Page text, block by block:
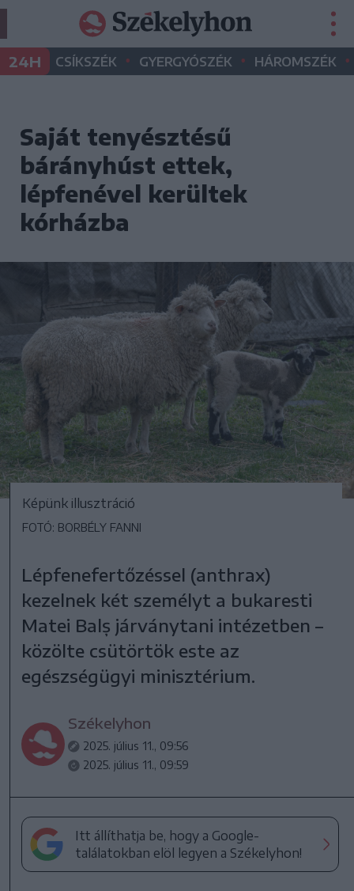
24H CSÍKSZÉK • GYERGYÓSZÉK • HÁROMSZÉK •
Saját tenyésztésű
bárányhúst ettek,
lépfenével kerültek
kórházba
Képünk illusztráció
FOTÓ: BORBÉLY FANNI
Lépfenefertőzéssel (anthrax)
kezelnek két személyt a bukaresti
Matei Balș járványtani intézetben –
közölte csütörtök este az
egészségügyi minisztérium.
Székelyhon
2025. július 11., 09:56
2025. július 11., 09:59
Itt állíthatja be, hogy a Google-
találatokban elöl legyen a Székelyhon!